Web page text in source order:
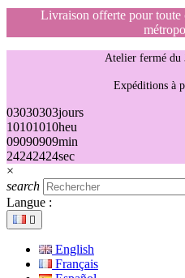
Livraison offerte pour toute
Atelier fermé du
Expéditions à
03030303jours
10101010heu
09090909min
24242424sec
×
search
Langue :

English
Français